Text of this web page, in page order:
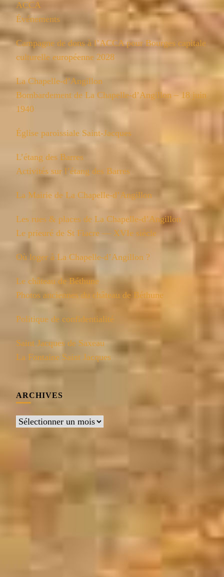
ACCA
Événements
Campagne de dons à l’ACCA pour Bourges capitale
culturelle européenne 2028
La Chapelle-d’Angillon
Bombardement de La Chapelle-d’Angillon – 18 juin
1940
Église paroissiale Saint-Jacques
L’étang des Barres
Activités sur l’étang des Barres
La Mairie de La Chapelle-d’Angillon
Les rues & places de La Chapelle-d’Angillon
Le prieuré de St Fiacre — XVIe siècle
Où loger à La Chapelle-d’Angillon ?
Le château de Béthune
Photos anciennes du château de Béthune
Politique de confidentialité
Saint Jacques de Saxeau
La Fontaine Saint Jacques
ARCHIVES
Archives